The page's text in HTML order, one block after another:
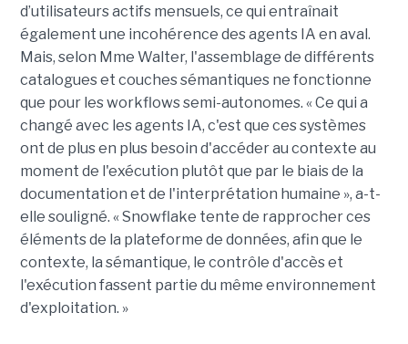
d’utilisateurs actifs mensuels, ce qui entraînait
également une incohérence des agents IA en aval.
Mais, selon Mme Walter, l'assemblage de différents
catalogues et couches sémantiques ne fonctionne
que pour les workflows semi-autonomes. « Ce qui a
changé avec les agents IA, c'est que ces systèmes
ont de plus en plus besoin d'accéder au contexte au
moment de l'exécution plutôt que par le biais de la
documentation et de l'interprétation humaine », a-t-
elle souligné. « Snowflake tente de rapprocher ces
éléments de la plateforme de données, afin que le
contexte, la sémantique, le contrôle d'accès et
l'exécution fassent partie du même environnement
d'exploitation. »